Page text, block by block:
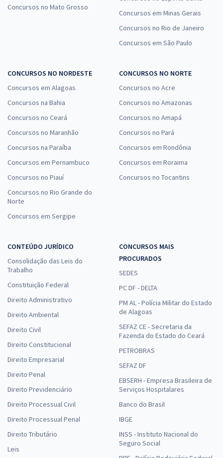
Concursos no Mato Grosso
Concursos em Minas Gerais
Concursos no Rio de Janeiro
Concursos em São Paulo
CONCURSOS NO NORDESTE
Concursos em Alagoas
Concursos na Bahia
Concursos no Ceará
Concursos no Maranhão
Concursos na Paraíba
Concursos em Pernambuco
Concursos no Piauí
Concursos no Rio Grande do
Norte
Concursos em Sergipe
CONCURSOS NO NORTE
Concursos no Acre
Concursos no Amazonas
Concursos no Amapá
Concursos no Pará
Concursos em Rondônia
Concursos em Roraima
Concursos no Tocantins
CONTEÚDO JURÍDICO
Consolidação das Leis do
Trabalho
Constituição Federal
Direito Administrativo
Direito Ambiental
Direito Civil
Direito Constitucional
Direito Empresarial
Direito Penal
Direito Previdenciário
Direito Processual Civil
Direito Processual Penal
Direito Tributário
Leis
CONCURSOS MAIS
PROCURADOS
SEDES
PC DF - DELTA
PM AL - Polícia Militar do Estado
de Alagoas
SEFAZ CE - Secretaria da
Fazenda do Estado do Ceará
PETROBRAS
SEFAZ DF
EBSERH - Empresa Brasileira de
Serviços Hospitalares
Banco do Brasil
IBGE
INSS - Instituto Nacional do
Seguro Social